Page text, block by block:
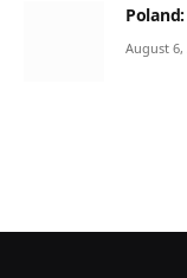
August 6,